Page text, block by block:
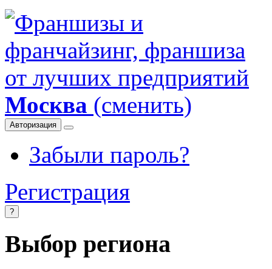
Москва (сменить)
Авторизация
Забыли пароль?
Регистрация
?
Выбор региона